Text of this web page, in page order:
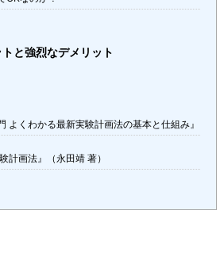
と強烈なデメリット
よくわかる最新実験計画法の基本と仕組み』
計画法』（永田靖 著）